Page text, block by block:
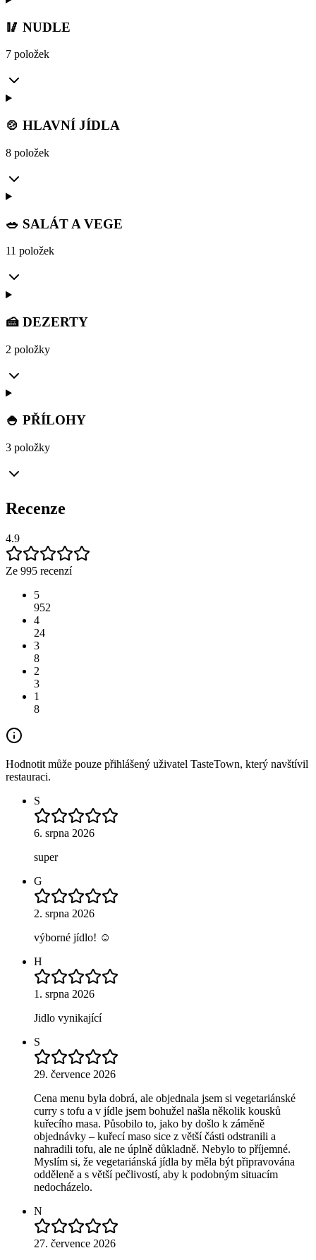
🥢 NUDLE
7 položek
🍲 HLAVNÍ JÍDLA
8 položek
🥗 SALÁT A VEGE
11 položek
🍰 DEZERTY
2 položky
🍚 PŘÍLOHY
3 položky
Recenze
4.9
Ze 995 recenzí
5
952
4
24
3
8
2
3
1
8
Hodnotit může pouze přihlášený uživatel TasteTown, který navštívil
restauraci.
S
6. srpna 2026
super
G
2. srpna 2026
výborné jídlo! ☺️
H
1. srpna 2026
Jidlo vynikající
S
29. července 2026
Cena menu byla dobrá, ale objednala jsem si vegetariánské
curry s tofu a v jídle jsem bohužel našla několik kousků
kuřecího masa. Působilo to, jako by došlo k záměně
objednávky – kuřecí maso sice z větší části odstranili a
nahradili tofu, ale ne úplně důkladně. Nebylo to příjemné.
Myslím si, že vegetariánská jídla by měla být připravována
odděleně a s větší pečlivostí, aby k podobným situacím
nedocházelo.
N
27. července 2026